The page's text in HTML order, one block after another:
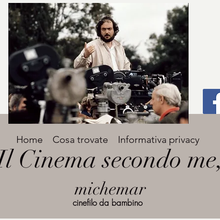
Titolo
grande
Avenir Light una delle font preferite dai
designer. Facile da leggere, viene
utilizzata per titoli e paragrafi.
Cinema secondo
michemar
Home Cosa trovate Informativa privacy
cinefilo da bambino